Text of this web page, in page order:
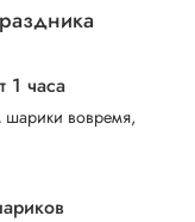
1 часа
вовремя,